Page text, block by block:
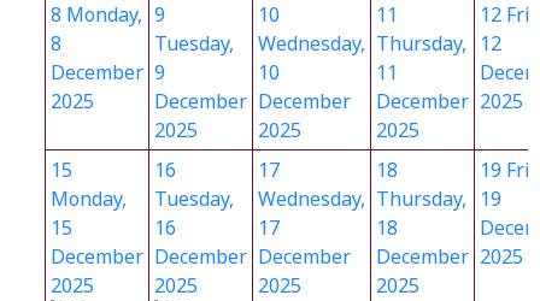
8 Monday,
8
December
2025
9
Tuesday,
9
December
2025
10
Wednesday,
10
December
2025
11
Thursday,
11
December
2025
12
12
2025
15
Monday,
15
December
2025
16
Tuesday,
16
December
2025
17
Wednesday,
17
December
2025
18
Thursday,
18
December
2025
19
19
2025